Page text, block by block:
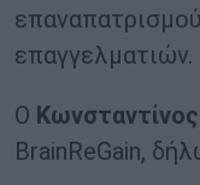
επαγγελματιών.
Ο
BrainReGain,